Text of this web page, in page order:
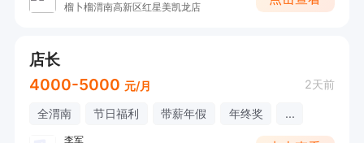
榴卜榴渭南高新区红星美凯龙店
店长
4000-5000 元/月 2天前
全渭南 节日福利 带薪年假 年终奖 ...
李军